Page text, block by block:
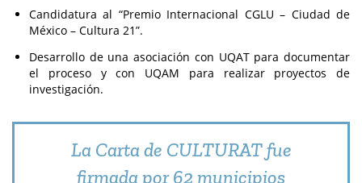
Candidatura al “Premio Internacional CGLU – Ciudad de
México – Cultura 21”.
Desarrollo de una asociación con UQAT para documentar
el proceso y con UQAM para realizar proyectos de
investigación.
La Carta de CULTURAT fue
firmada por 62 municipios